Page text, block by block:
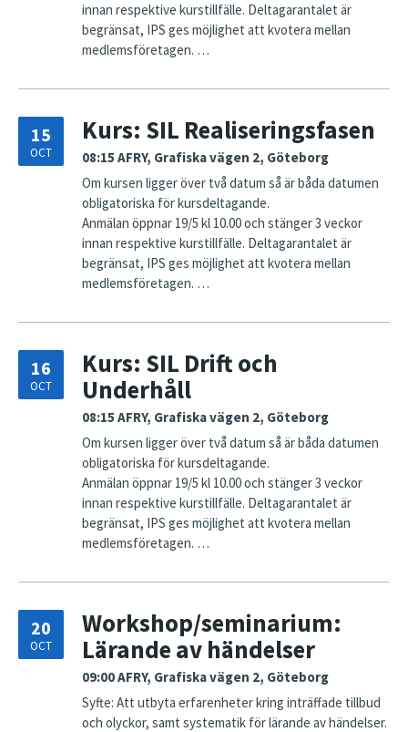
innan respektive kurstillfälle. Deltagarantalet är
begränsat, IPS ges möjlighet att kvotera mellan
medlemsföretagen. …
15
OCT
Kurs: SIL Realiseringsfasen
08:15 AFRY, Grafiska vägen 2, Göteborg
Om kursen ligger över två datum så är båda datumen
obligatoriska för kursdeltagande.
Anmälan öppnar 19/5 kl 10.00 och stänger 3 veckor
innan respektive kurstillfälle. Deltagarantalet är
begränsat, IPS ges möjlighet att kvotera mellan
medlemsföretagen. …
16
OCT
Kurs: SIL Drift och
Underhåll
08:15 AFRY, Grafiska vägen 2, Göteborg
Om kursen ligger över två datum så är båda datumen
obligatoriska för kursdeltagande.
Anmälan öppnar 19/5 kl 10.00 och stänger 3 veckor
innan respektive kurstillfälle. Deltagarantalet är
begränsat, IPS ges möjlighet att kvotera mellan
medlemsföretagen. …
20
OCT
Workshop/seminarium:
Lärande av händelser
09:00AFRY, Grafiska vägen 2, Göteborg
Syfte: Att utbyta erfarenheter kring inträffade tillbud
och olyckor, samt systematik för lärande av händelser.